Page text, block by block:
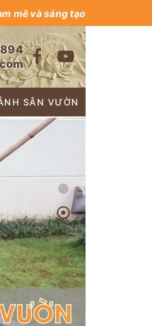
mê và sáng tạo
SÂN VƯỜN